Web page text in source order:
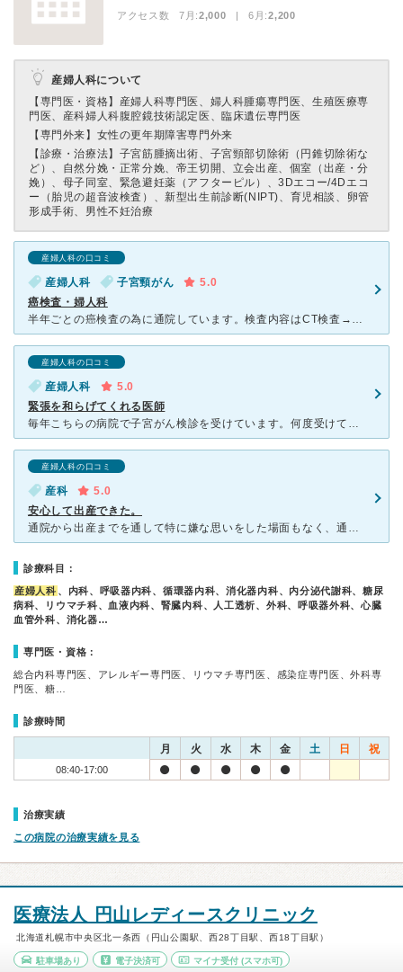
アクセス数 7月:2,000 | 6月:2,200
産婦人科について
【専門医・資格】 産婦人科専門医、婦人科腫瘍専門医、生殖医療専
門医、産科婦人科腹腔鏡技術認定医、臨床遺伝専門医
【専門外来】 女性の更年期障害専門外来
【診療・治療法】 子宮筋腫摘出術、子宮頸部切除術（円錐切除術な
ど）、自然分娩・正常分娩、帝王切開、立会出産、個室（出産・分
娩）、母子同室、緊急避妊薬（アフターピル）、3Dエコー/4Dエコ
ー（胎児の超音波検査）、新型出生前診断(NIPT)、育児相談、卵管
形成手術、男性不妊治療
産婦人科の口コミ
産婦人科 子宮頸がん
5.0
癌検査・婦人科
半年ごとの癌検査の為に通院しています。検査内容はCT検査→次回は組織検査と、順番にして頂いています。 女性の担当医に変わりました。とても丁寧な検査をして下さっています。組織検査の際は、組織を取る
産婦人科の口コミ
産婦人科
5.0
緊張を和らげてくれる医師
毎年こちらの病院で子宮がん検診を受けています。何度受けても婦人科は緊張しますが、担当の女性医師は入室直後から笑顔で挨拶して下さり、検査中も｢大丈夫ですか｣など声をかけて頂きリラックスして検査を受けられ
産婦人科の口コミ
産科
5.0
安心して出産できた。
通院から出産までを通して特に嫌な思いをした場面もなく、通院中はつわりや切迫流産・切迫早産の診断もありメンタル面でも辛い場面が多かったのですが、診察等も安心してお願いすることができました。先生からの説明
診療科目：
産婦人科 、内科、呼吸器内科、循環器内科、消化器内科、内分泌代謝科、糖尿
病科、リウマチ科、血液内科、腎臓内科、人工透析、外科、呼吸器外科、心臓
血管外科、消化器…
専門医・資格：
総合内科専門医、アレルギー専門医、リウマチ専門医、感染症専門医、外科専
門医、糖…
診療時間
月 火 水 木 金 土 日 祝
08:40-17:00
治療実績
この病院の治療実績を見る
医療法人 円山レディースクリニック
北海道札幌市中央区北一条西（円山公園駅、西28丁目駅、西18丁目駅）
駐車場あり 電子決済可 マイナ受付 (スマホ可)